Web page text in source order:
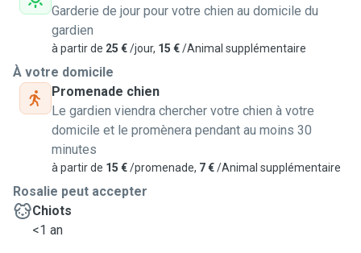
Garderie de jour pour votre chien au domicile du
gardien
à partir de 25 €/jour, 15 €/Animal supplémentaire
À votre domicile
Promenade chien
Le gardien viendra chercher votre chien à votre
domicile et le promènera pendant au moins 30
minutes
à partir de 15 €/promenade, 7 €/Animal supplémentaire
Rosalie peut accepter
Chiots
<1 an